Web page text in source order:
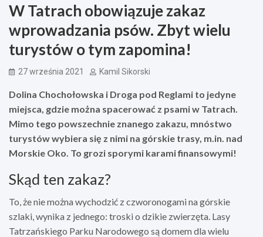
W Tatrach obowiązuje zakaz
wprowadzania psów. Zbyt wielu
turystów o tym zapomina!
27 września 2021 Kamil Sikorski
Dolina Chochołowska i Droga pod Reglami to jedyne
miejsca, gdzie można spacerować z psami w Tatrach.
Mimo tego powszechnie znanego zakazu, mnóstwo
turystów wybiera się z nimi na górskie trasy, m.in. nad
Morskie Oko. To grozi sporymi karami finansowymi!
Skąd ten zakaz?
To, że nie można wychodzić z czworonogami na górskie
szlaki, wynika z jednego: troski o dzikie zwierzęta. Lasy
Tatrzańskiego Parku Narodowego są domem dla wielu